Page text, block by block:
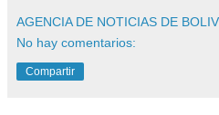
AGENCIA DE NOTICIAS DE
No hay comentarios:
Compartir